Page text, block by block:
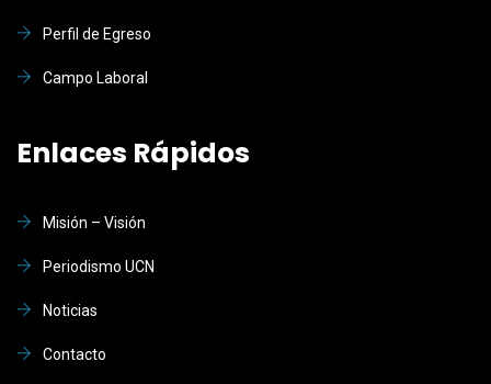
Perfil de Egreso
Campo Laboral
Enlaces Rápidos
Misión – Visión
Periodismo UCN
Noticias
Contacto